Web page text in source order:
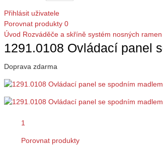
Přihlásit uživatele
Porovnat produkty 0
Úvod Rozváděče a skříně systém nosných ramen
1291.0108 Ovládací panel
Doprava zdarma
1
Porovnat produkty